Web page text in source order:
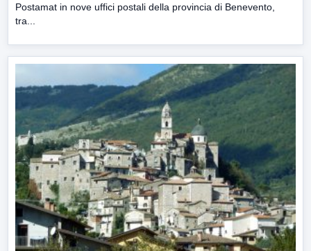
Postamat in nove uffici postali della provincia di Benevento,
tra...